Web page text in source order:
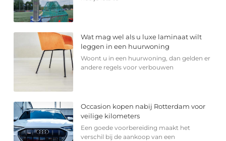
Wat mag wel als u luxe laminaat wilt
leggen in een huurwoning
Woont u in een huurwoning, dan gelden er
andere regels voor verbouwen
Occasion kopen nabij Rotterdam voor
veilige kilometers
Een goede voorbereiding maakt het
verschil bij de aankoop van een